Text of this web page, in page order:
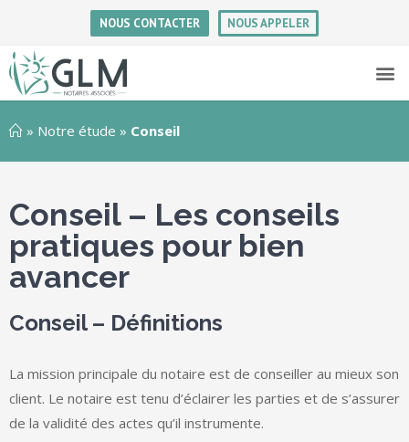
NOUS CONTACTER NOUS APPELER
» Notre étude » Conseil
Conseil – Les conseils
pratiques pour bien
avancer
Conseil – Définitions
La mission principale du notaire est de conseiller au mieux son
client. Le notaire est tenu d’éclairer les parties et de s’assurer
de la validité des actes qu’il instrumente.